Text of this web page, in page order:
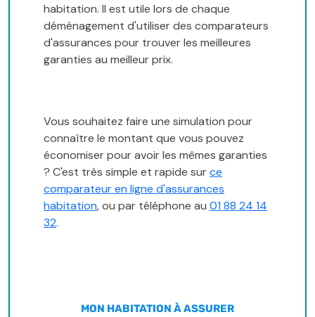
habitation. Il est utile lors de chaque
déménagement d'utiliser des comparateurs
d'assurances pour trouver les meilleures
garanties au meilleur prix.
Vous souhaitez faire une simulation pour
connaître le montant que vous pouvez
économiser pour avoir les mêmes garanties
? C'est très simple et rapide surce
comparateur en ligne d'assurances
habitation, ou par téléphone au 01 88 24 14
32.